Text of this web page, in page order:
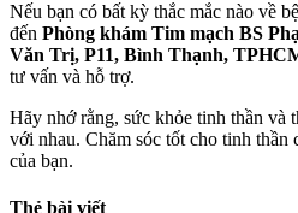
Nếu bạn có bất kỳ thắc mắc nào về
đến Phòng khám Tim mạch BS
Văn Trị, P11, Bình Thạnh,
tư vấn và hỗ trợ.
Hãy nhớ rằng, sức khỏe tinh thần và
với nhau. Chăm sóc tốt cho tinh thần
của bạn.
Thẻ bài viết